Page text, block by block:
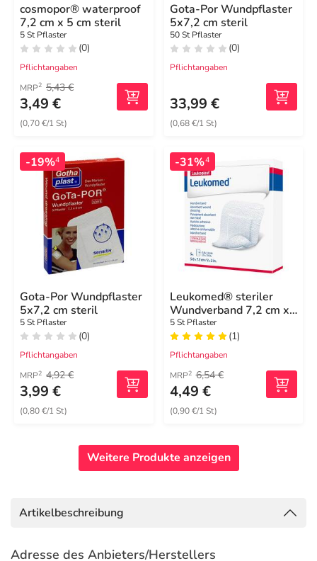
cosmopor® waterproof
7,2 cm x 5 cm steril
5 St Pflaster
(0)
Pflichtangaben
MRP2 5,43 €
3,49 €
(0,70 €/1 St)
Gota-Por Wundpflaster
5x7,2 cm steril
50 St Pflaster
(0)
Pflichtangaben
33,99 €
(0,68 €/1 St)
-19%4
Gota-Por Wundpflaster
5x7,2 cm steril
5 St Pflaster
(0)
Pflichtangaben
MRP2 4,92 €
3,99 €
(0,80 €/1 St)
-31%4
Leukomed® steriler
Wundverband 7,2 cm x
5 cm
5 St Pflaster
(1)
Pflichtangaben
MRP2 6,54 €
4,49 €
(0,90 €/1 St)
Weitere Produkte anzeigen
Artikelbeschreibung
Adresse des Anbieters/Herstellers